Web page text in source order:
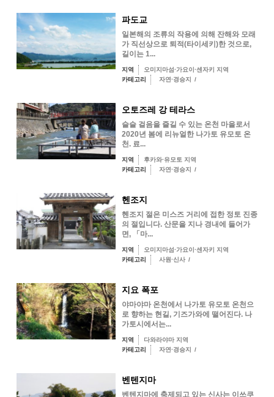
파도교
일본해의 조류의 작용에 의해 잔해와 모래
가 직선상으로 퇴적(타이세키)한 것으로,
길이는 1...
지역
오미지마섬·가요이·센자키 지역
카테고리
자연·경승지 /
오토즈레 강 테라스
슬슬 걸음을 즐길 수 있는 온천 마을로서
2020년 봄에 리뉴얼한 나가토 유모토 온
천. 료...
지역
후카와·유모토 지역
카테고리
자연·경승지 /
헨조지
헨조지 절은 미스즈 거리에 접한 정토 진종
의 절입니다. 산문을 지나 경내에 들어가
면, 「마...
지역
오미지마섬·가요이·센자키 지역
카테고리
사원·신사 /
지요 폭포
야마야마 온천에서 나가토 유모토 온천으
로 향하는 현길, 기즈가와에 떨어진다. 나
가토시에서는...
지역
다와라야마 지역
카테고리
자연·경승지 /
벤텐지마
벤텐지마에 축제되고 있는 신사는 이쓰쿠